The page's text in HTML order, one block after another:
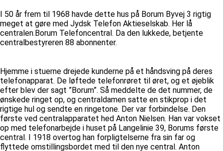
I 50 år frem til 1968 havde dette hus på Borum Byvej 3 rigtig
meget at gøre med Jydsk Telefon Aktieselskab. Her lå
centralen.Borum Telefoncentral. Da den lukkede, betjente
centralbestyreren 88 abonnenter.
Hjemme i stuerne drejede kunderne på et håndsving på deres
telefonapparat. De løftede telefonrøret til øret, og et øjeblik
efter blev der sagt ”Borum”. Så meddelte de det nummer, de
ønskede ringet op, og centraldamen satte en stikprop i det
rigtige hul og sendte en ringetone. Der var forbindelse. Den
første ved centralapparatet hed Anton Nielsen. Han var vokset
op med telefonarbejde i huset på Langelinie 39, Borums første
central. I 1918 overtog han forpligtelserne fra sin far og
flyttede omstillingsbordet med til den nye central. Anton